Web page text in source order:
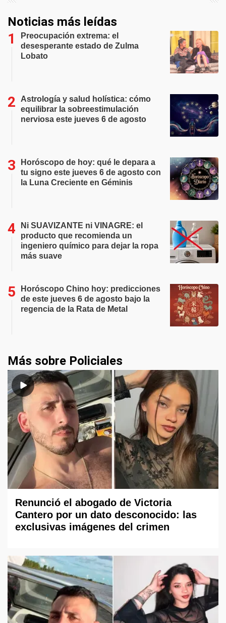
Noticias más leídas
Preocupación extrema: el
desesperante estado de Zulma
Lobato
Astrología y salud holística: cómo
equilibrar la sobreestimulación
nerviosa este jueves 6 de agosto
Horóscopo de hoy: qué le depara a
tu signo este jueves 6 de agosto con
la Luna Creciente en Géminis
Ni SUAVIZANTE ni VINAGRE: el
producto que recomienda un
ingeniero químico para dejar la ropa
más suave
Horóscopo Chino hoy: predicciones
de este jueves 6 de agosto bajo la
regencia de la Rata de Metal
Más sobre Policiales
Renunció el abogado de Victoria
Cantero por un dato desconocido: las
exclusivas imágenes del crimen